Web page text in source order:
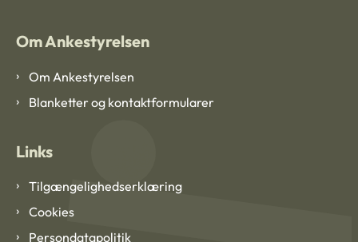
Om Ankestyrelsen
Om Ankestyrelsen
Blanketter og kontaktformularer
Links
Tilgængelighedserklæring
Cookies
Persondatapolitik